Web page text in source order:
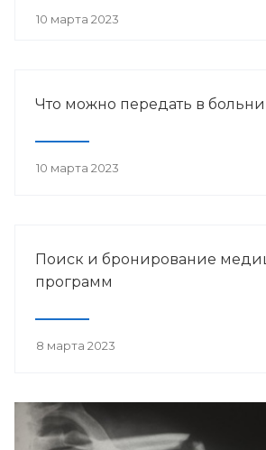
10 марта 2023
Что можно передать в
10 марта 2023
Поиск и бронирование
программ
8 марта 2023